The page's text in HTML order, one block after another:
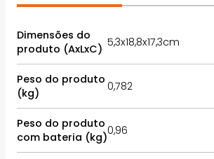
Dimensões do
produto (AxLxC) 5,3x18,8x17,3cm
Peso do produto
(kg)
0,782
Peso do produto
com bateria (kg)0,96